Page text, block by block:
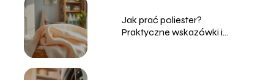
Jak prać poliester?
Praktyczne wskazówki i